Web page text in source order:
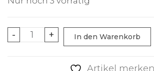
-
Probaits
+ In den Warenkorb
Artikel merken